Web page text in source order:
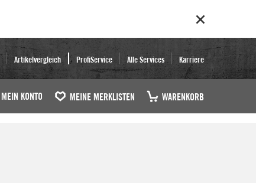
Artikelvergleich ProfiService Alle Services Karriere
MEIN KONTO MEINE MERKLISTEN WARENKORB